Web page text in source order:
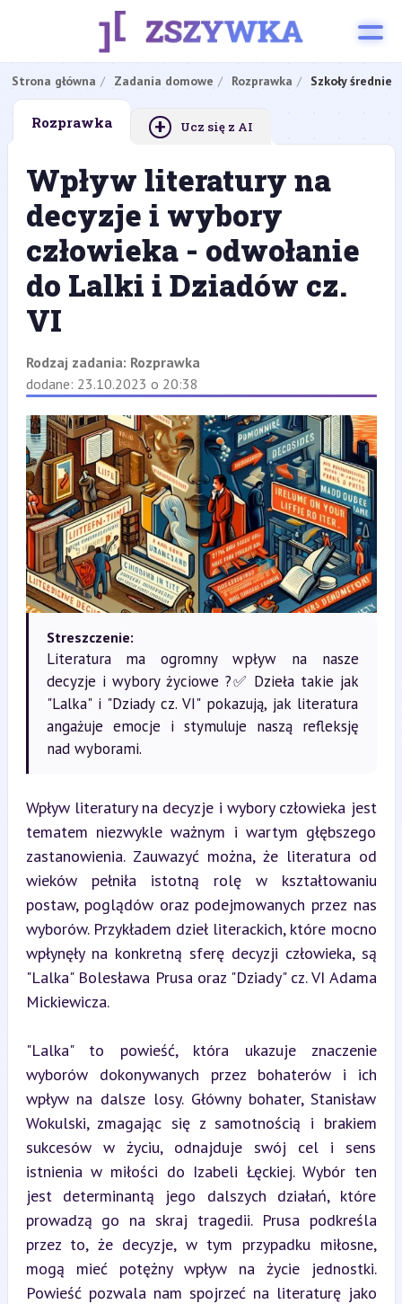
Strona główna Zadania domowe Rozprawka Szkoły średnie
Rozprawka + Ucz się z AI
Wpływ literatury na
decyzje i wybory
człowieka - odwołanie
do Lalki i Dziadów cz.
VI
Rodzaj zadania: Rozprawka
dodane: 23.10.2023 o 20:38
Streszczenie:
Literatura ma ogromny wpływ na nasze
decyzje i wybory życiowe ?✅ Dzieła takie jak
"Lalka" i "Dziady cz. VI" pokazują, jak literatura
angażuje emocje i stymuluje naszą refleksję
nad wyborami.
Wpływ literatury na decyzje i wybory człowieka jest
tematem niezwykle ważnym i wartym głębszego
zastanowienia. Zauwazyć można, że literatura od
wieków pełniła istotną rolę w kształtowaniu
postaw, poglądów oraz podejmowanych przez nas
wyborów. Przykładem dzieł literackich, które mocno
wpłynęły na konkretną sferę decyzji człowieka, są
"Lalka" Bolesława Prusa oraz "Dziady" cz. VI Adama
Mickiewicza.
"Lalka" to powieść, która ukazuje znaczenie
wyborów dokonywanych przez bohaterów i ich
wpływ na dalsze losy. Główny bohater, Stanisław
Wokulski, zmagając się z samotnością i brakiem
sukcesów w życiu, odnajduje swój cel i sens
istnienia w miłości do Izabeli Łęckiej. Wybór ten
jest determinantą jego dalszych działań, które
prowadzą go na skraj tragedii. Prusa podkreśla
przez to, że decyzje, w tym przypadku miłosne,
mogą mieć potężny wpływ na życie jednostki.
Powieść pozwala nam spojrzeć na literaturę jako